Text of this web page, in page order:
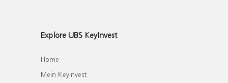
Explore UBS KeyInvest
Home
Mein KeyInvest